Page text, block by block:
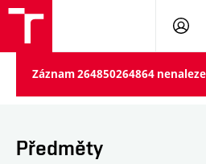
Záznam 264850264864
Předměty